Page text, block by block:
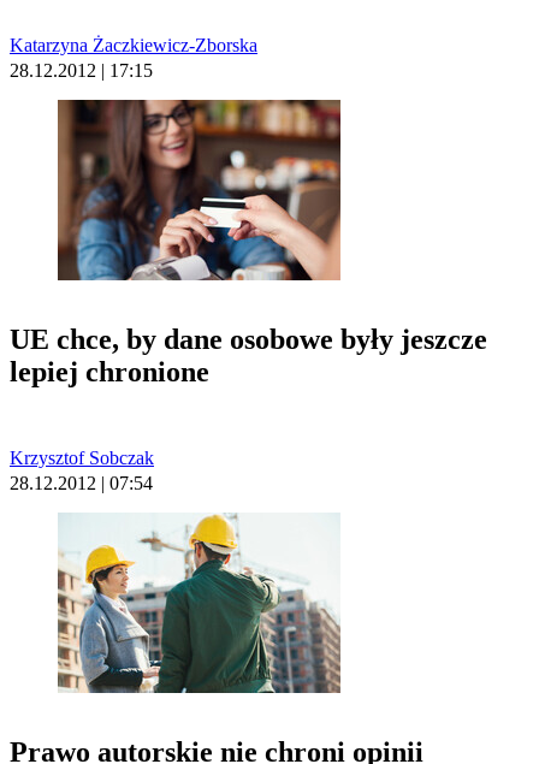
Katarzyna Żaczkiewicz-Zborska
28.12.2012 | 17:15
UE chce, by dane osobowe były jeszcze
lepiej chronione
Krzysztof Sobczak
28.12.2012 | 07:54
Prawo autorskie nie chroni opinii